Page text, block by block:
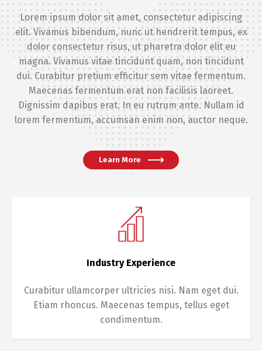
Lorem ipsum dolor sit amet, consectetur adipiscing
elit. Vivamus bibendum, nunc ut hendrerit tempus, ex
dolor consectetur risus, ut pharetra dolor elit eu
magna. Vivamus vitae tincidunt quam, non tincidunt
dui. Curabitur pretium efficitur sem vitae fermentum.
Maecenas fermentum erat non facilisis laoreet.
Dignissim dapibus erat. In eu rutrum ante. Nullam id
lorem fermentum, accumsan enim non, auctor neque.
Learn More
Industry Experience
Curabitur ullamcorper ultricies nisi. Nam eget dui.
Etiam rhoncus. Maecenas tempus, tellus eget
condimentum.